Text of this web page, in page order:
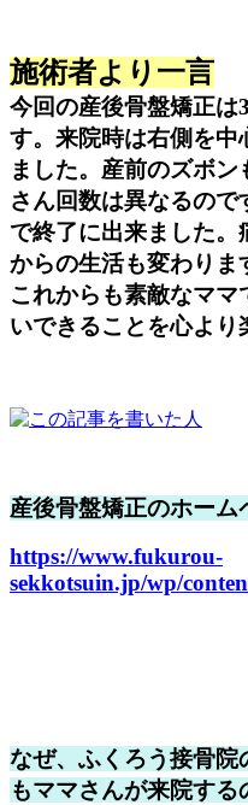
施術者より一言
今回の産後骨盤矯正
す。来院時は右側を中
ました。産前のズボ
さん回数は異なるので
で終了に出来ました
からの生活も変わりま
これからも素敵なマ
いできることを心より
産後骨盤矯正のホーム
https://www.fukurou-
sekkotsuin.jp/wp/
なぜ、ふくろう接骨院
もママさんが来院する